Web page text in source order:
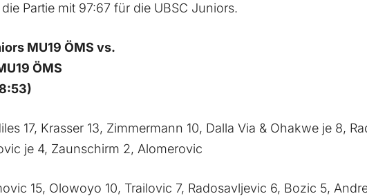
Partie mit 97:67 für die UBSC Juniors.
MU19 ÖMS vs.
ÖMS
17, Krasser 13, Zimmermann 10, Dalla Via & Ohakwe je 8,
je 4, Zaunschirm 2, Alomerovic
15, Olowoyo 10, Trailovic 7, Radosavljevic 6, Bozic 5,